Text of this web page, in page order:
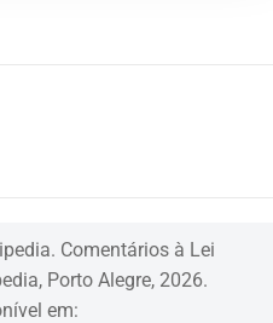
Comentários à Lei
Porto Alegre, 2026.
em: